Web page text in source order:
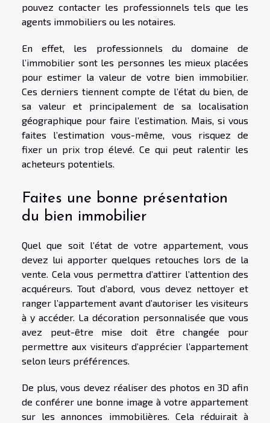
pouvez contacter les professionnels tels que les
agents immobiliers ou les notaires.
En effet, les professionnels du domaine de
l’immobilier sont les personnes les mieux placées
pour estimer la valeur de votre bien immobilier.
Ces derniers tiennent compte de l’état du bien, de
sa valeur et principalement de sa localisation
géographique pour faire l’estimation. Mais, si vous
faites l’estimation vous-même, vous risquez de
fixer un prix trop élevé. Ce qui peut ralentir les
acheteurs potentiels.
Faites une bonne présentation
du bien immobilier
Quel que soit l’état de votre appartement, vous
devez lui apporter quelques retouches lors de la
vente. Cela vous permettra d’attirer l’attention des
acquéreurs. Tout d’abord, vous devez nettoyer et
ranger l’appartement avant d’autoriser les visiteurs
à y accéder. La décoration personnalisée que vous
avez peut-être mise doit être changée pour
permettre aux visiteurs d’apprécier l’appartement
selon leurs préférences.
De plus, vous devez réaliser des photos en 3D afin
de conférer une bonne image à votre appartement
sur les annonces immobilières. Cela réduirait à